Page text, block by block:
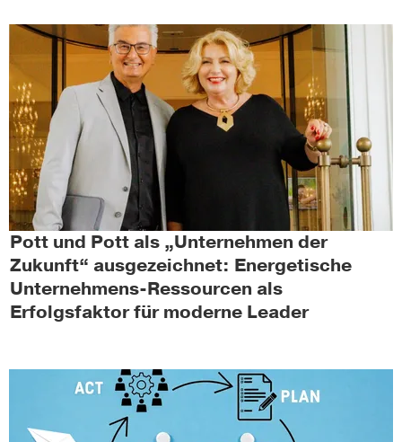
Pott und Pott als „Unternehmen der
Zukunft“ ausgezeichnet: Energetische
Unternehmens-Ressourcen als
Erfolgsfaktor für moderne Leader